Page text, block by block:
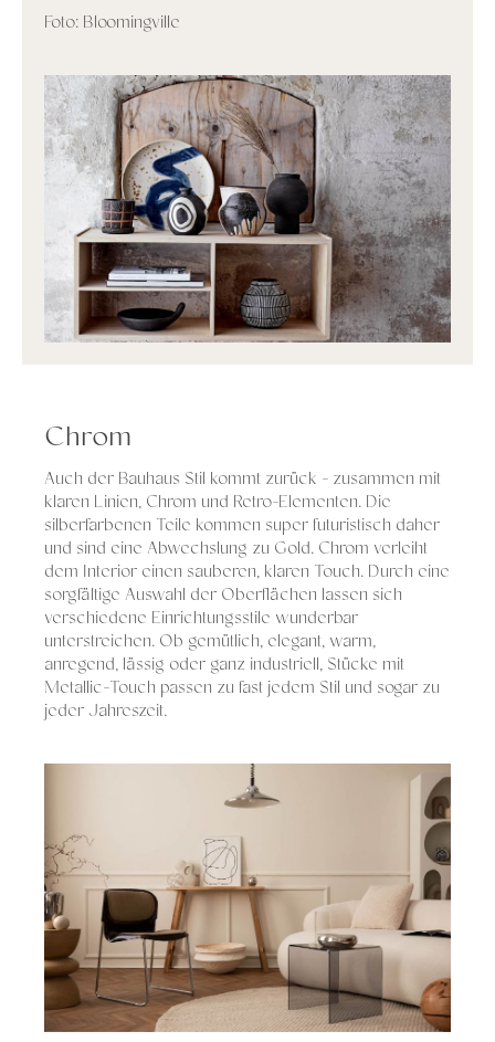
Foto: Bloomingville
Chrom
Auch der Bauhaus Stil kommt zurück - zusammen mit
klaren Linien, Chrom und Retro-Elementen. Die
silberfarbenen Teile kommen super futuristisch daher
und sind eine Abwechslung zu Gold. Chrom verleiht
dem Interior einen sauberen, klaren Touch. Durch eine
sorgfältige Auswahl der Oberflächen lassen sich
verschiedene Einrichtungsstile wunderbar
unterstreichen. Ob gemütlich, elegant, warm,
anregend, lässig oder ganz industriell, Stücke mit
Metallic-Touch passen zu fast jedem Stil und sogar zu
jeder Jahreszeit.